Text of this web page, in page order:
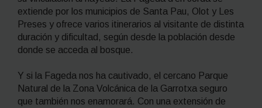
extiende por los municipios de Santa Pau, Olot y Les
Preses y ofrece varios itinerarios al visitante de distinta
duración y dificultad, según desde la población desde
donde se acceda al bosque.
Y si la Fageda nos ha cautivado, el cercano Parque
Natural de la Zona Volcánica de la Garrotxa seguro
que también nos enamorará. Con una extensión de